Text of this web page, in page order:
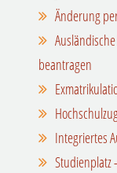
Änderung
beantragen
Integriertes
Studienplatz